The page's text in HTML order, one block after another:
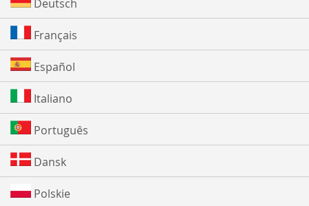
Deutsch
Français
Español
Italiano
Português
Dansk
Polskie